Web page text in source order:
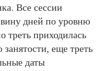
Все сессии
дней по уровню
треть приходилась
еще треть
даты